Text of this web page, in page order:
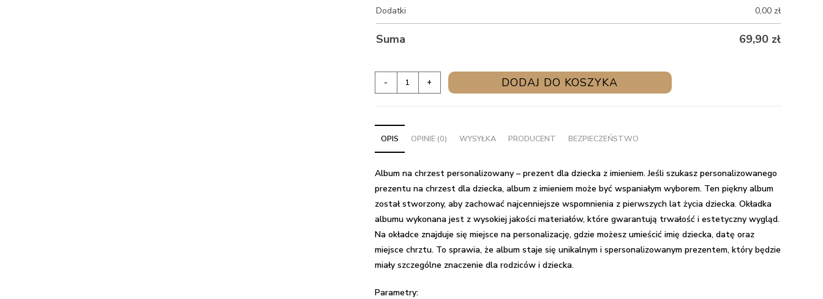
Dodatki
0,00 zł
Suma 69,90 zł
Album
chrzest
personalizowany
-
prezent
dla
dziecka
z
imieniem
- + DODAJ DO KOSZYKA
OPIS OPINIE (0) WYSYŁKA PRODUCENT BEZPIECZEŃSTWO
Album na chrzest personalizowany – prezent dla dziecka z imieniem.Jeśli szukasz personalizowanego
prezentu na chrzest dla dziecka, album z imieniem może być wspaniałym wyborem. Ten piękny album
został stworzony, aby zachować najcenniejsze wspomnienia z pierwszych lat życia dziecka. Okładka
albumu wykonana jest z wysokiej jakości materiałów, które gwarantują trwałość i estetyczny wygląd.
Na okładce znajduje się miejsce na personalizację, gdzie możesz umieścić imię dziecka, datę oraz
miejsce chrztu. To sprawia, że album staje się unikalnym i spersonalizowanym prezentem, który będzie
miały szczególne znaczenie dla rodziców i dziecka.
Parametry: